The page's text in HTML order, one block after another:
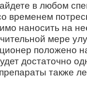
в любом
временем
наносить на
мере
положено
достаточно
также